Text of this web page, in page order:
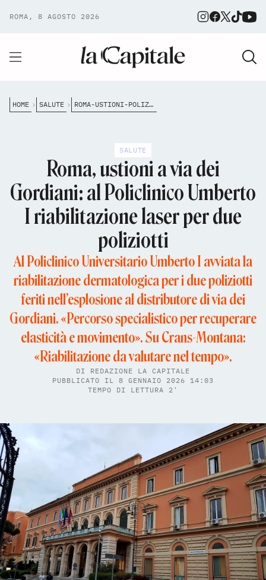
ROMA, 8 AGOSTO 2026
HOME SALUTE ROMA-USTIONI-POLIZIOTTI-RIABILITAZIONE-LASER-UMBERTO-I
SALUTE
Roma, ustioni a via dei
Gordiani: al Policlinico Umberto
I riabilitazione laser per due
poliziotti
Al Policlinico Universitario Umberto I avviata la
riabilitazione dermatologica per i due poliziotti
feriti nell’esplosione al distributore di via dei
Gordiani. «Percorso specialistico per recuperare
elasticità e movimento». Su Crans-Montana:
«Riabilitazione da valutare nel tempo».
DI REDAZIONE LA CAPITALE
PUBBLICATO IL 8 GENNAIO 2026 14:03
TEMPO DI LETTURA 2'